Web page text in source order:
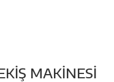
MAKİNESİ